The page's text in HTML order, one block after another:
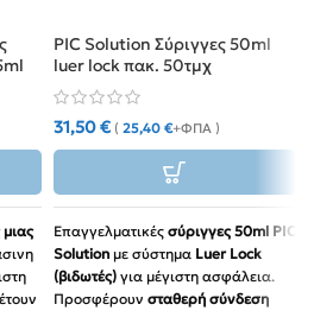
PIC Solution Σύριγγες 50ml
luer lock πακ. 50τμχ
31,50€ ( 25,40 €+ΦΠΑ )
Επαγγελματικές σύριγγες 50ml PIC
Solution με σύστημα Luer Lock
(βιδωτές) για μέγιστη ασφάλεια.
Προσφέρουν σταθερή σύνδεση